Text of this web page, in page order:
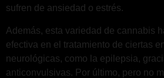
sufren de ansiedad o estrés.
Además, esta variedad de cannabis
efectiva en el tratamiento de ciertas
neurológicas, como la epilepsia,
anticonvulsivas. Por último, pero no